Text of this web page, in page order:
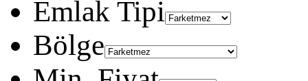
Emlak Tipi
Bölge